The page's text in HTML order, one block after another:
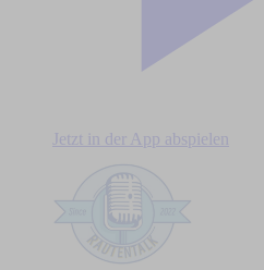
Jetzt in der App abspielen